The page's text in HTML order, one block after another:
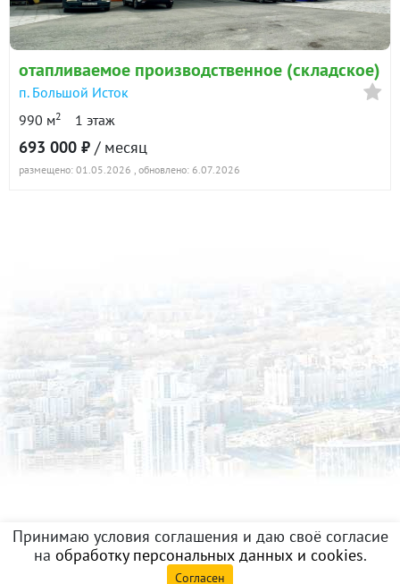
отапливаемое производственное (складское)
п. Большой Исток
990 м2 1 этаж
693 000 ₽ / месяц
размещено: 01.05.2026 , обновлено: 6.07.2026
Принимаю условия соглашения и даю своё согласие
на обработку персональных данных и cookies.
Согласен